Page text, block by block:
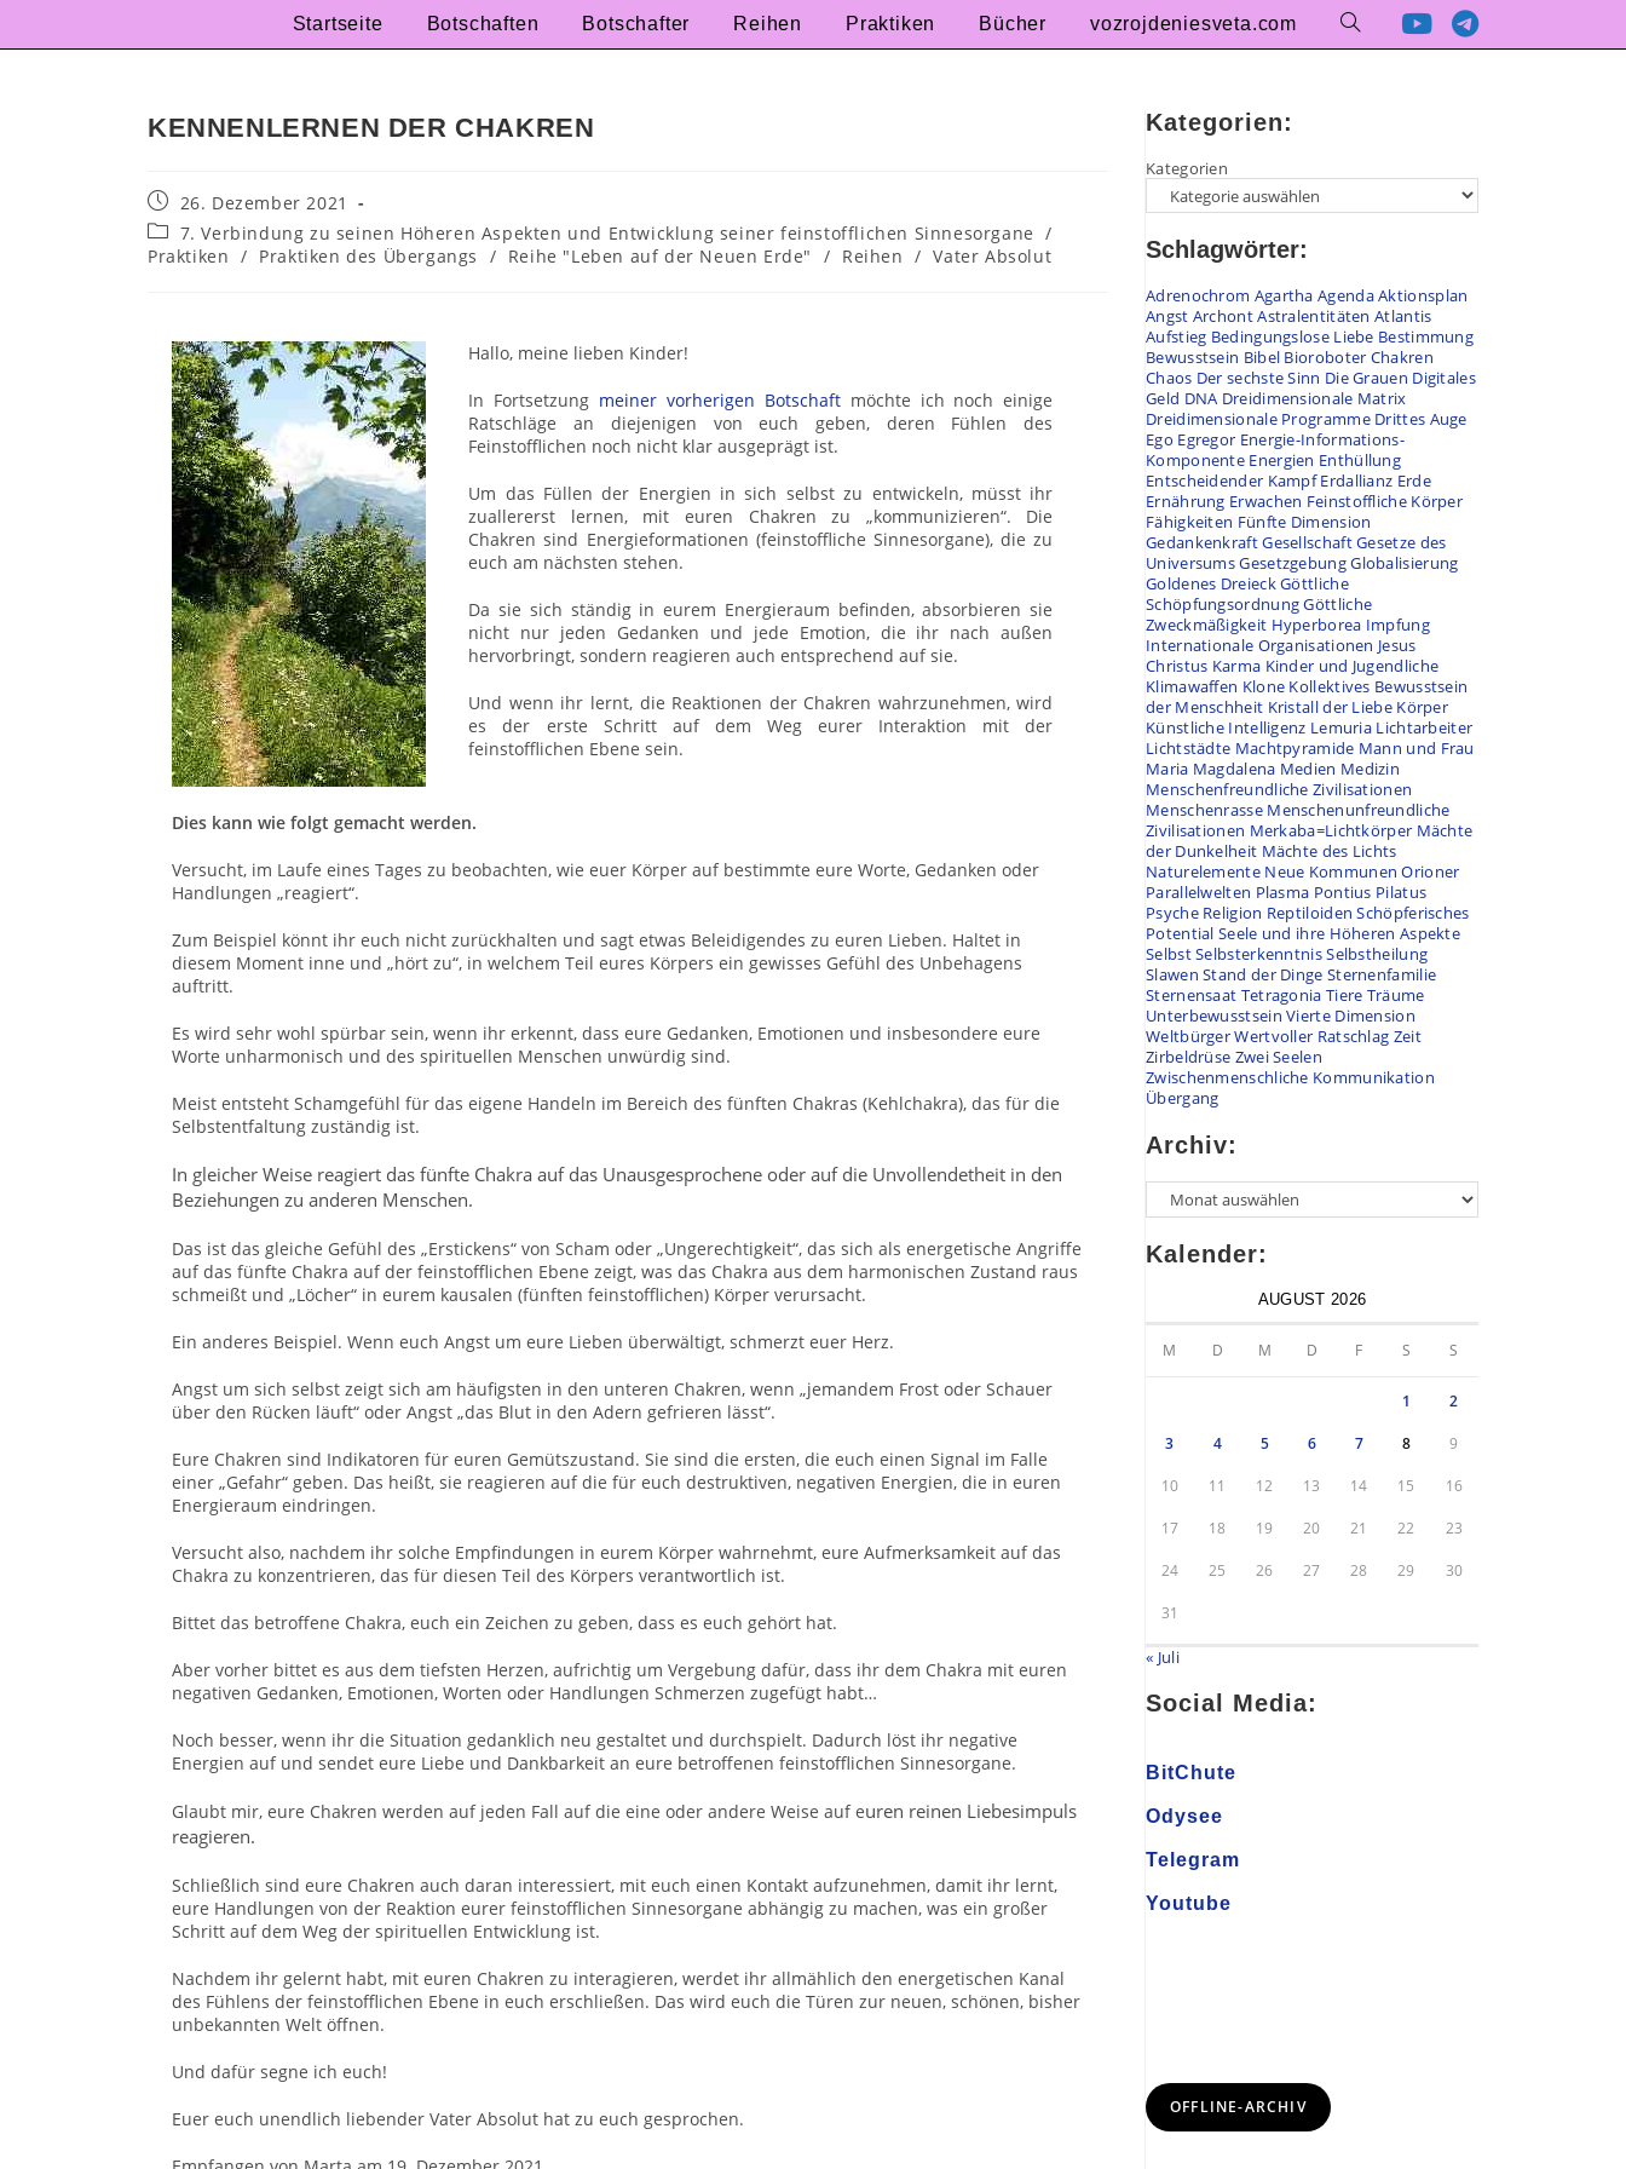
Startseite Botschaften Botschafter Reihen Praktiken Bücher vozrojdeniesveta.com
KENNENLERNEN DER CHAKREN
26. Dezember 2021
7. Verbindung zu seinen Höheren Aspekten und Entwicklung seiner feinstofflichen Sinnesorgane
/
Praktiken / Praktiken des Übergangs / Reihe "Leben auf der Neuen Erde" / Reihen / Vater Absolut
Hallo, meine lieben Kinder!
In Fortsetzung meiner vorherigen Botschaftmöchte ich noch einige
Ratschläge an diejenigen von euch geben, deren Fühlen des
Feinstofflichen noch nicht klar ausgeprägt ist.
Um das Füllen der Energien in sich selbst zu entwickeln, müsst ihr
zuallererst lernen, mit euren Chakren zu „kommunizieren“. Die
Chakren sind Energieformationen (feinstoffliche Sinnesorgane), die zu
euch am nächsten stehen.
Da sie sich ständig in eurem Energieraum befinden, absorbieren sie
nicht nur jeden Gedanken und jede Emotion, die ihr nach außen
hervorbringt, sondern reagieren auch entsprechend auf sie.
Und wenn ihr lernt, die Reaktionen der Chakren wahrzunehmen, wird
es der erste Schritt auf dem Weg eurer Interaktion mit der
feinstofflichen Ebene sein.
Dies kann wie folgt gemacht werden.
Versucht, im Laufe eines Tages zu beobachten, wie euer Körper auf bestimmte eure Worte, Gedanken oder
Handlungen „reagiert“.
Zum Beispiel könnt ihr euch nicht zurückhalten und sagt etwas Beleidigendes zu euren Lieben. Haltet in
diesem Moment inne und „hört zu“, in welchem Teil eures Körpers ein gewisses Gefühl des Unbehagens
auftritt.
Es wird sehr wohl spürbar sein, wenn ihr erkennt, dass eure Gedanken, Emotionen und insbesondere eure
Worte unharmonisch und des spirituellen Menschen unwürdig sind.
Meist entsteht Schamgefühl für das eigene Handeln im Bereich des fünften Chakras (Kehlchakra), das für die
Selbstentfaltung zuständig ist.
In gleicher Weise reagiert das fünfte Chakra auf das Unausgesprochene oder auf die Unvollendetheit in den
Beziehungen zu anderen Menschen.
Das ist das gleiche Gefühl des „Erstickens“ von Scham oder „Ungerechtigkeit“, das sich als energetische Angriffe
auf das fünfte Chakra auf der feinstofflichen Ebene zeigt, was das Chakra aus dem harmonischen Zustand raus
schmeißt und „Löcher“ in eurem kausalen (fünften feinstofflichen) Körper verursacht.
Ein anderes Beispiel. Wenn euch Angst um eure Lieben überwältigt, schmerzt euer Herz.
Angst um sich selbst zeigt sich am häufigsten in den unteren Chakren, wenn „jemandem Frost oder Schauer
über den Rücken läuft“ oder Angst „das Blut in den Adern gefrieren lässt“.
Eure Chakren sind Indikatoren für euren Gemütszustand. Sie sind die ersten, die euch einen Signal im Falle
einer „Gefahr“ geben. Das heißt, sie reagieren auf die für euch destruktiven, negativen Energien, die in euren
Energieraum eindringen.
Versucht also, nachdem ihr solche Empfindungen in eurem Körper wahrnehmt, eure Aufmerksamkeit auf das
Chakra zu konzentrieren, das für diesen Teil des Körpers verantwortlich ist.
Bittet das betroffene Chakra, euch ein Zeichen zu geben, dass es euch gehört hat.
Aber vorher bittet es aus dem tiefsten Herzen, aufrichtig um Vergebung dafür, dass ihr dem Chakra mit euren
negativen Gedanken, Emotionen, Worten oder Handlungen Schmerzen zugefügt habt…
Noch besser, wenn ihr die Situation gedanklich neu gestaltet und durchspielt. Dadurch löst ihr negative
Energien auf und sendet eure Liebe und Dankbarkeit an eure betroffenen feinstofflichen Sinnesorgane.
Glaubt mir, eure Chakren werden auf jeden Fall auf die eine oder andere Weise auf euren reinen Liebesimpuls
reagieren.
Schließlich sind eure Chakren auch daran interessiert, mit euch einen Kontakt aufzunehmen, damit ihr lernt,
eure Handlungen von der Reaktion eurer feinstofflichen Sinnesorgane abhängig zu machen, was ein großer
Schritt auf dem Weg der spirituellen Entwicklung ist.
Nachdem ihr gelernt habt, mit euren Chakren zu interagieren, werdet ihr allmählich den energetischen Kanal
des Fühlens der feinstofflichen Ebene in euch erschließen. Das wird euch die Türen zur neuen, schönen, bisher
unbekannten Welt öffnen.
Und dafür segne ich euch!
Euer euch unendlich liebender Vater Absolut hat zu euch gesprochen.
Kategorien:
Kategorien
Schlagwörter:
Adrenochrom Agartha AgendaAktionsplan
Angst ArchontAstralentitäten Atlantis
Aufstieg Bedingungslose Liebe Bestimmung
Bewusstsein Bibel Bioroboter Chakren
Chaos Der sechste Sinn Die Grauen Digitales
Geld DNA Dreidimensionale Matrix
Dreidimensionale Programme Drittes Auge
Ego Egregor Energie-Informations-
Komponente Energien Enthüllung
Entscheidender Kampf Erdallianz Erde
Ernährung Erwachen Feinstoffliche Körper
Fähigkeiten Fünfte Dimension
GedankenkraftGesellschaftGesetze des
UniversumsGesetzgebungGlobalisierung
Goldenes DreieckGöttliche
SchöpfungsordnungGöttliche
Zweckmäßigkeit Hyperborea Impfung
Internationale Organisationen Jesus
Christus Karma Kinder und Jugendliche
Klimawaffen Klone Kollektives Bewusstsein
der Menschheit Kristall der Liebe Körper
Künstliche Intelligenz Lemuria Lichtarbeiter
Lichtstädte Machtpyramide Mann und Frau
Maria Magdalena Medien Medizin
Menschenfreundliche Zivilisationen
Menschenrasse Menschenunfreundliche
Zivilisationen Merkaba=Lichtkörper Mächte
der Dunkelheit Mächte des Lichts
Naturelemente Neue Kommunen Orioner
Parallelwelten Plasma Pontius Pilatus
Psyche Religion Reptiloiden Schöpferisches
Potential Seele und ihre Höheren Aspekte
SelbstSelbsterkenntnisSelbstheilung
Slawen Stand der Dinge Sternenfamilie
Sternensaat Tetragonia Tiere Träume
Unterbewusstsein Vierte Dimension
WeltbürgerWertvoller Ratschlag Zeit
Zirbeldrüse Zwei Seelen
Zwischenmenschliche Kommunikation
Übergang
Archiv:
Kalender:
AUGUST 2026
M D M D F S S
1 2
3 4 5 6 7 8 9
10 11 12 13 14 15 16
17 18 19 20 21 22 23
24 25 26 27 28 29 30
31
« Juli
Social Media:
BitChute
Odysee
Telegram
Youtube
OFFLINE-ARCHIV